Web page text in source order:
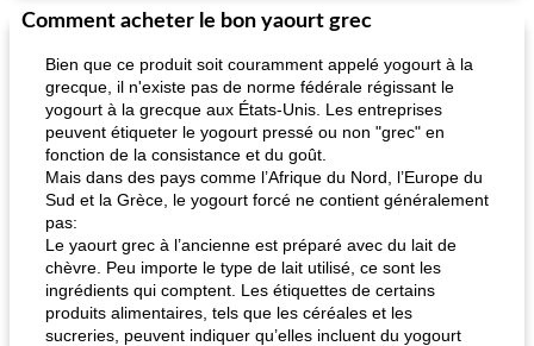
Comment acheter le bon yaourt grec
Bien que ce produit soit couramment appelé yogourt à la
grecque, il n'existe pas de norme fédérale régissant le
yogourt à la grecque aux États-Unis. Les entreprises
peuvent étiqueter le yogourt pressé ou non "grec" en
fonction de la consistance et du goût.
Mais dans des pays comme l’Afrique du Nord, l’Europe du
Sud et la Grèce, le yogourt forcé ne contient généralement
pas:
Le yaourt grec à l’ancienne est préparé avec du lait de
chèvre. Peu importe le type de lait utilisé, ce sont les
ingrédients qui comptent. Les étiquettes de certains
produits alimentaires, tels que les céréales et les
sucreries, peuvent indiquer qu’elles incluent du yogourt